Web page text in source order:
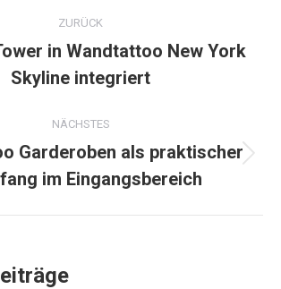
ZURÜCK
Vorheriger
Beitrag:
in Wandtattoo New York
Skyline integriert
NÄCHSTES
Nächster
Beitrag:
Garderoben als praktischer
im Eingangsbereich